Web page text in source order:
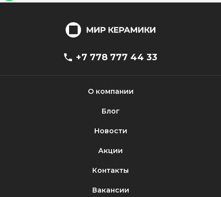
Правильно подобрав керамическую плитку в Алматы
действительно оригинальный и эксклюзивный
дизайн интерьера. Ведь главное – чтобы в
всем членам семьи.
решения, в которых есть элитная керамическая
идеально подобраны по форме, цветам и рисункам.
современном стиле, от бренда Alma Ceramica. Это
Плитка может быть использована для ванной, кухни
детали самостоятельно и создать уникальный дизайн,
+7 778 777 44 33
О компании
Блог
Новости
Акции
Контакты
Вакансии